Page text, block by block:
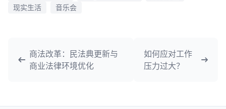
现实生活
音乐会
商法改革：民法典更新与
商业法律环境优化
如何应对工作
压力过大？